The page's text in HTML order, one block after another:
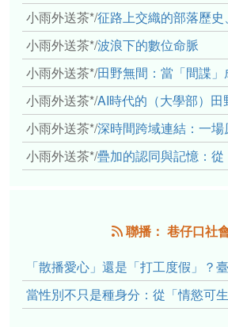
小雨外送茶*/征路上交織的部落歷史、族群與國家邊界敘事： 《路有多
小雨外送茶*/波浪下的數位命脈
小雨外送茶*/田野無間：當「間諜」成為日常
小雨外送茶*/AI時代的（大學部）田
小雨外送茶*/深時間跨域連結：一場原住
小雨外送茶*/疊加的認同與記憶：從《重拾時間的山語》探
聯播： 巷仔口社